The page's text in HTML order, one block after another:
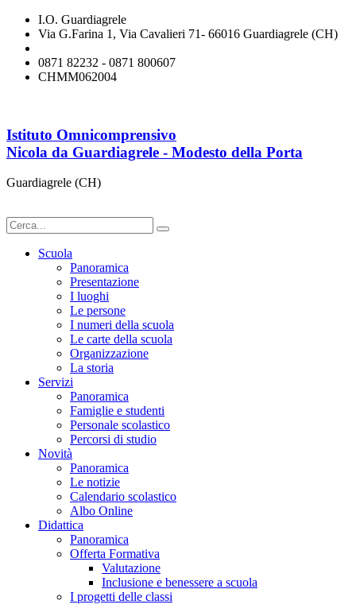
I.O. Guardiagrele
Via G.Farina 1, Via Cavalieri 71- 66016 Guardiagrele (CH)
0871 82232 - 0871 800607
CHMM062004
Istituto Omnicomprensivo
Nicola da Guardiagrele - Modesto della Porta
Guardiagrele (CH)
Scuola
Panoramica
Presentazione
I luoghi
Le persone
I numeri della scuola
Le carte della scuola
Organizzazione
La storia
Servizi
Panoramica
Famiglie e studenti
Personale scolastico
Percorsi di studio
Novità
Panoramica
Le notizie
Calendario scolastico
Albo Online
Didattica
Panoramica
Offerta Formativa
Valutazione
Inclusione e benessere a scuola
I progetti delle classi